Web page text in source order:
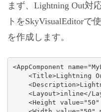
まず、Lightning Out対
トをSkyVisualEditorで
を作成します。
<AppComponent
<Title>Lightning
<Layout>inline</
<Height